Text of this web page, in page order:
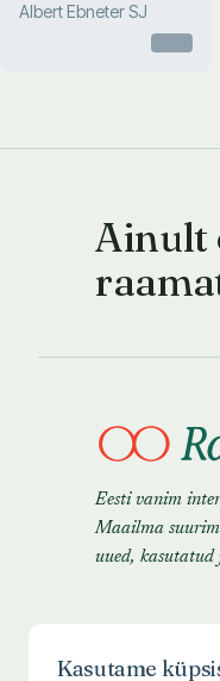
Albert Ebneter SJ
Ainult
Eesti vanim
Maailma
uued,
Kasutame